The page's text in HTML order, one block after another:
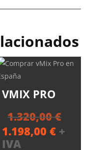
VMIX PRO
1.320,00€
1.198,00€El
+
IVA